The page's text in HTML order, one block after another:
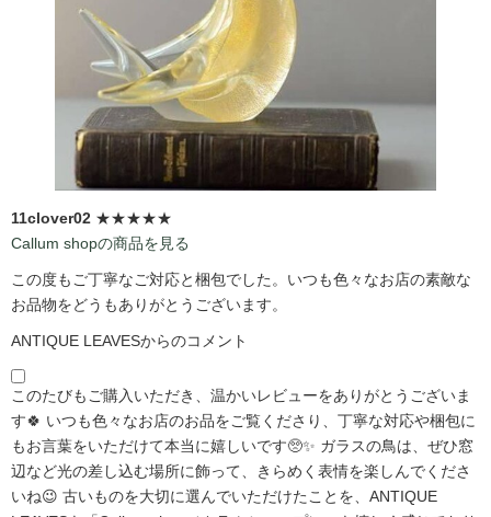
11clover02 ★★★★★
Callum shopの商品を見る
この度もご丁寧なご対応と梱包でした。いつも色々なお店の素敵な
お品物をどうもありがとうございます。
ANTIQUE LEAVESからのコメント
このたびもご購入いただき、温かいレビューをありがとうございま
す🍀 いつも色々なお店のお品をご覧くださり、丁寧な対応や梱包に
もお言葉をいただけて本当に嬉しいです🥺✨ ガラスの鳥は、ぜひ窓
辺など光の差し込む場所に飾って、きらめく表情を楽しんでくださ
いね😉 古いものを大切に選んでいただけたことを、ANTIQUE